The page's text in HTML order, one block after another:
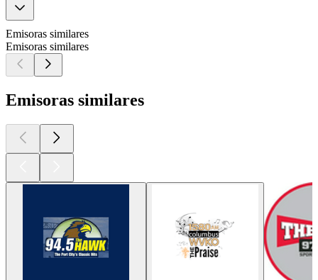
Emisoras similares
Emisoras similares
Emisoras similares